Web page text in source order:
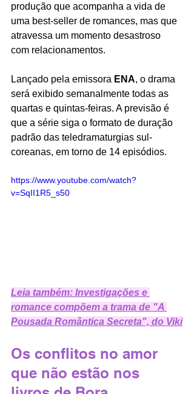
produção que acompanha a vida de
uma best-seller de romances, mas que
atravessa um momento desastroso
com relacionamentos.
Lançado pela emissora ENA, o drama
será exibido semanalmente todas as
quartas e quintas-feiras. A previsão é
que a série siga o formato de duração
padrão das teledramaturgias sul-
coreanas, em torno de 14 episódios.
https://www.youtube.com/watch?
v=SqII1R5_s50
Leia também: Investigações e
romance compõem a trama de "A
Pousada Romântica Secreta", do Viki
Os conflitos no amor
que não estão nos